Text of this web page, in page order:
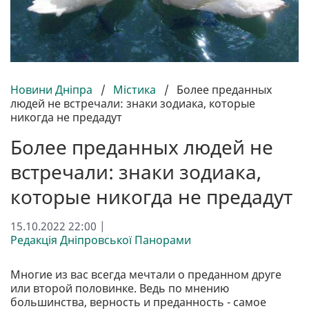
Новини Дніпра / Містика / Более преданных
людей не встречали: знаки зодиака, которые
никогда не предадут
Более преданных людей не
встречали: знаки зодиака,
которые никогда не предадут
15.10.2022 22:00 |
Редакція Дніпровської Панорами
Многие из вас всегда мечтали о преданном друге
или второй половинке. Ведь по мнению
большинства, верность и преданность - самое